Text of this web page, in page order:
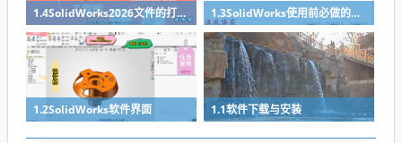
1.4SolidWorks2026文件的打开、新建与保存 1.3SolidWorks使用前必做的两项设置
1.2SolidWorks软件界面 1.1软件下载与安装